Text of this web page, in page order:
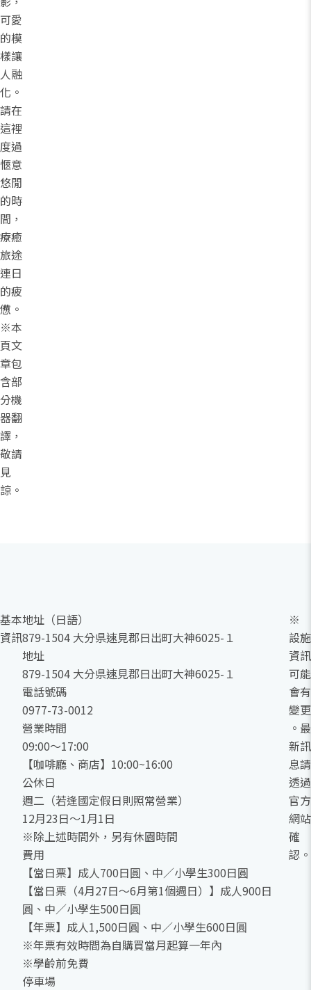
可愛
的模
樣讓
人融
化。
請在
這裡
度過
愜意
悠閒
的時
間，
療癒
旅途
連日
的疲
憊。
※本
頁文
章包
含部
分機
器翻
譯，
敬請
見
諒。
基本
資訊
地址（日語）
879-1504 大分県速見郡日出町大神6025-１
地址
879-1504 大分県速見郡日出町大神6025-１
電話號碼
0977-73-0012
營業時間
09:00～17:00
【咖啡廳、商店】10:00~16:00
公休日
週二（若逢國定假日則照常營業）
12月23日～1月1日
※除上述時間外，另有休園時間
費用
【當日票】成人700日圓、中／小學生300日圓
【當日票（4月27日～6月第1個週日）】成人900日
圓、中／小學生500日圓
【年票】成人1,500日圓、中／小學生600日圓
※年票有效時間為自購買當月起算一年內
※學齡前免費
停車場
※
設施
資訊
可能
會有
變更
。最
新訊
息請
透過
官方
網站
確
認。